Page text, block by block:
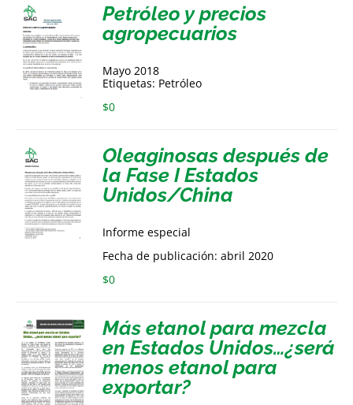
Petróleo y precios
agropecuarios
Mayo 2018
Etiquetas: Petróleo
$0
Oleaginosas después de
la Fase I Estados
Unidos/China
Informe especial
Fecha de publicación: abril 2020
$0
Más etanol para mezcla
en Estados Unidos…¿será
menos etanol para
exportar?